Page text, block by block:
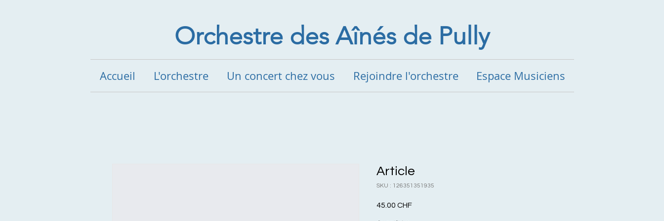
Orchestre des Aînés de Pully
Accueil L'orchestre Un concert chez vous Rejoindre l'orchestre Espace Musiciens
Article
SKU : 126351351935
45.00 CHFPrix